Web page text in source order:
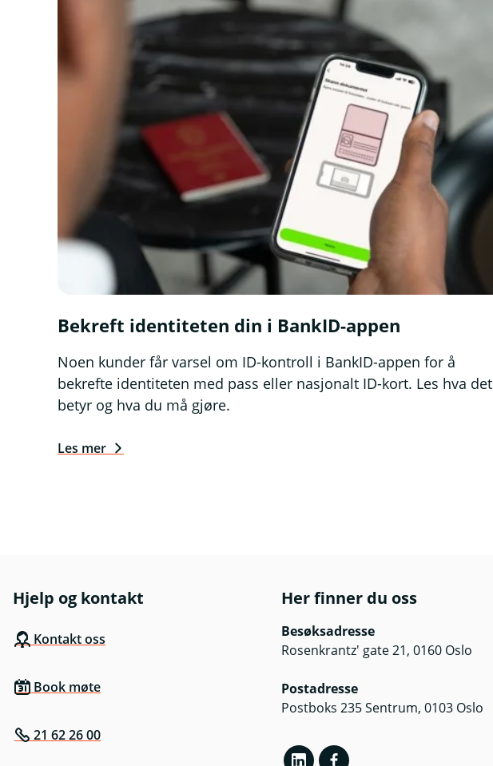
Bekreft identiteten din i BankID-appen
Noen kunder får varsel om ID-kontroll i BankID-appen for å
bekrefte identiteten med pass eller nasjonalt ID-kort. Les hva det
betyr og hva du må gjøre.
Les mer
Hjelp og kontakt
Kontakt oss
Book møte
21 62 26 00
Her finner du oss
Besøksadresse
Rosenkrantz' gate 21, 0160 Oslo
Postadresse
Postboks 235 Sentrum, 0103 Oslo